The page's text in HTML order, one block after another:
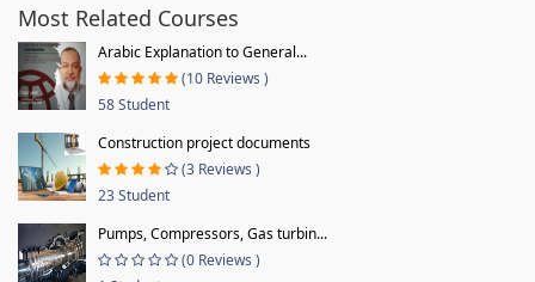
Most Related Courses
Arabic Explanation to General...
(10 Reviews )
58 Student
Construction project documents
(3 Reviews )
23 Student
Pumps, Compressors, Gas turbin...
(0 Reviews )